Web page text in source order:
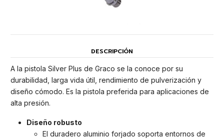
DESCRIPCIÓN
A la pistola Silver Plus de Graco se la conoce por su
durabilidad, larga vida útil, rendimiento de pulverización y
diseño cómodo. Es la pistola preferida para aplicaciones de
alta presión.
Diseño robusto
El duradero aluminio forjado soporta entornos de